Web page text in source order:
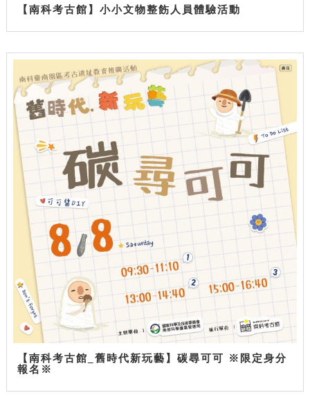
【南科考古館】小小文物整飭人員體驗活動
【南科考古館_舊時代新玩藝】碳尋可可 ※限定身分
報名※